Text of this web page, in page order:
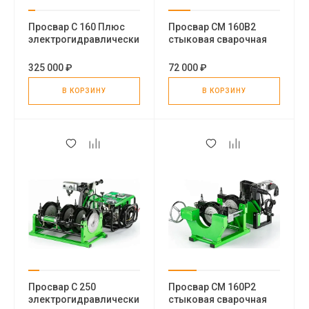
Просвар С 160 Плюс
электрогидравлический
аппарат для пнд труб
325 000 ₽
В КОРЗИНУ
Просвар СМ 160В2
cтыковая сварочная
72 000 ₽
В КОРЗИНУ
Просвар С 250
электрогидравлический
Просвар СМ 160Р2
стыковая сварочная